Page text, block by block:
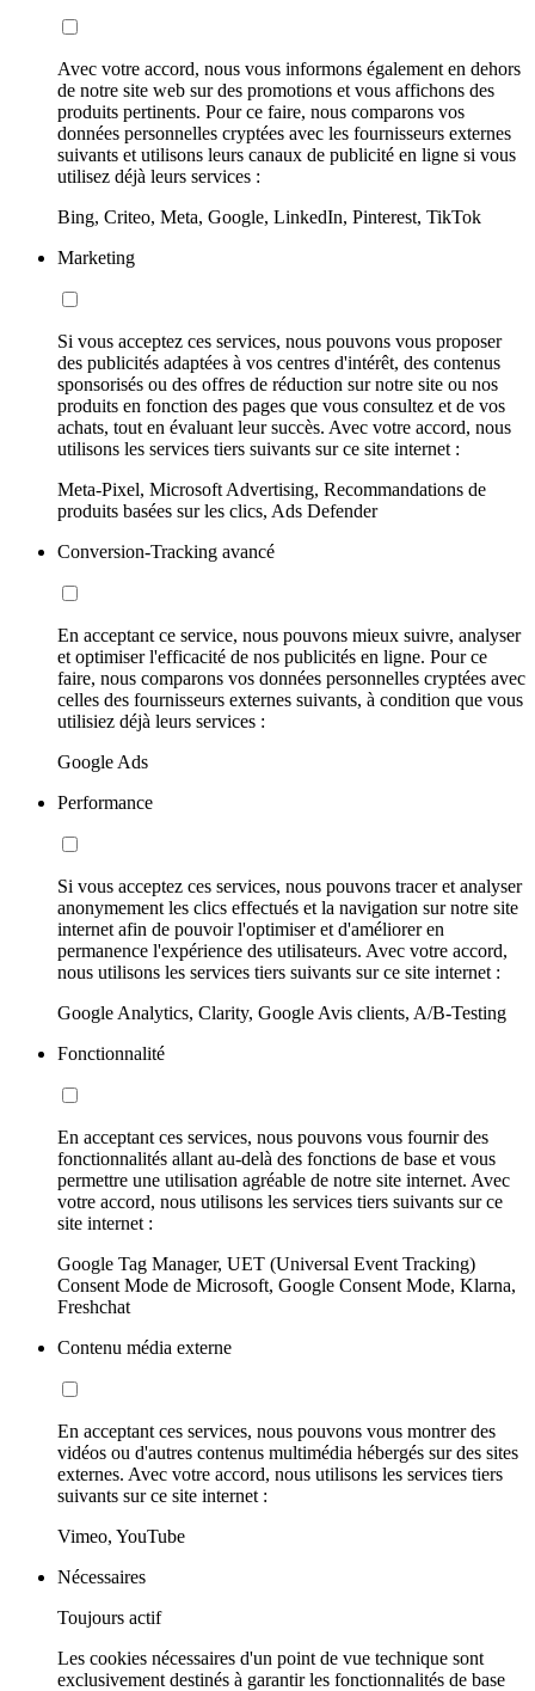
Avec votre accord, nous vous informons également en dehors
de notre site web sur des promotions et vous affichons des
produits pertinents. Pour ce faire, nous comparons vos
données personnelles cryptées avec les fournisseurs externes
suivants et utilisons leurs canaux de publicité en ligne si vous
utilisez déjà leurs services :
Bing, Criteo, Meta, Google, LinkedIn, Pinterest, TikTok
Marketing
Si vous acceptez ces services, nous pouvons vous proposer
des publicités adaptées à vos centres d'intérêt, des contenus
sponsorisés ou des offres de réduction sur notre site ou nos
produits en fonction des pages que vous consultez et de vos
achats, tout en évaluant leur succès. Avec votre accord, nous
utilisons les services tiers suivants sur ce site internet :
Meta-Pixel, Microsoft Advertising, Recommandations de
produits basées sur les clics, Ads Defender
Conversion-Tracking avancé
En acceptant ce service, nous pouvons mieux suivre, analyser
et optimiser l'efficacité de nos publicités en ligne. Pour ce
faire, nous comparons vos données personnelles cryptées avec
celles des fournisseurs externes suivants, à condition que vous
utilisiez déjà leurs services :
Google Ads
Performance
Si vous acceptez ces services, nous pouvons tracer et analyser
anonymement les clics effectués et la navigation sur notre site
internet afin de pouvoir l'optimiser et d'améliorer en
permanence l'expérience des utilisateurs. Avec votre accord,
nous utilisons les services tiers suivants sur ce site internet :
Google Analytics, Clarity, Google Avis clients, A/B-Testing
Fonctionnalité
En acceptant ces services, nous pouvons vous fournir des
fonctionnalités allant au-delà des fonctions de base et vous
permettre une utilisation agréable de notre site internet. Avec
votre accord, nous utilisons les services tiers suivants sur ce
site internet :
Google Tag Manager, UET (Universal Event Tracking)
Consent Mode de Microsoft, Google Consent Mode, Klarna,
Freshchat
Contenu média externe
En acceptant ces services, nous pouvons vous montrer des
vidéos ou d'autres contenus multimédia hébergés sur des sites
externes. Avec votre accord, nous utilisons les services tiers
suivants sur ce site internet :
Vimeo, YouTube
Nécessaires
Toujours actif
Les cookies nécessaires d'un point de vue technique sont
exclusivement destinés à garantir les fonctionnalités de base